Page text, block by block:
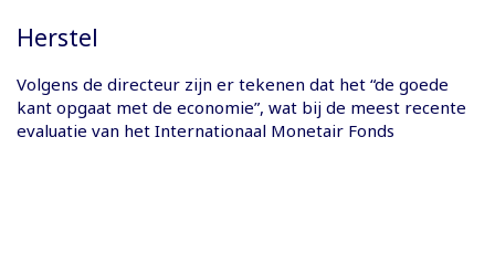
Herstel
Volgens de directeur zijn er tekenen dat het “de goede
kant opgaat met de economie”, wat bij de meest recente
evaluatie van het Internationaal Monetair Fonds